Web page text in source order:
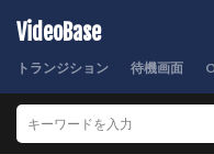
VideoBase
トランジション 待機画面